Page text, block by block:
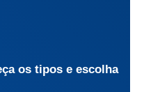
os tipos e escolha